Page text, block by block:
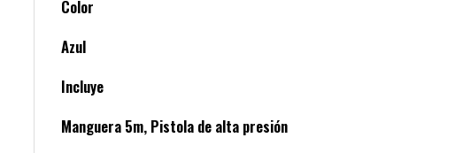
Color
Azul
Incluye
Manguera 5m, Pistola de alta presión